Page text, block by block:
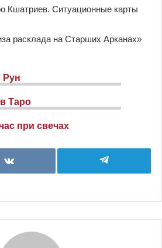
Кшатриев. Ситуационные карты
расклада на Старших Арканах»